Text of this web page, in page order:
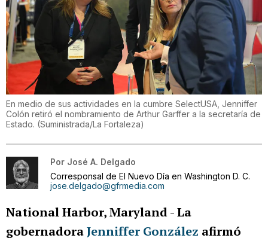
En medio de sus actividades en la cumbre SelectUSA, Jenniffer
Colón retiró el nombramiento de Arthur Garffer a la secretaría de
Estado. (Suministrada/La Fortaleza)
Por José A. Delgado
Corresponsal de El Nuevo Día en Washington D. C.
jose.delgado@gfrmedia.com
National Harbor, Maryland-La
gobernadoraJenniffer González afirmó